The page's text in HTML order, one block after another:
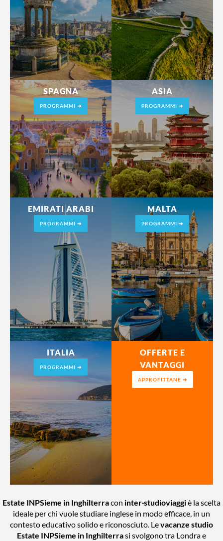
SPAGNA
PROGRAMMI ➜
ASIA
PROGRAMMI ➜
EMIRATI ARABI
PROGRAMMI ➜
MALTA
PROGRAMMI ➜
ITALIA
PROGRAMMI ➜
OFFERTE E
VANTAGGI
APPROFITTANE ➜
Estate INPSieme in Inghilterracon inter·studioviaggiè la scelta
ideale per chi vuole studiare inglese in modo efficace, in un
contesto educativo solido e riconosciuto. Levacanze studio
Estate INPSieme in Inghilterrasi svolgono tra Londra e